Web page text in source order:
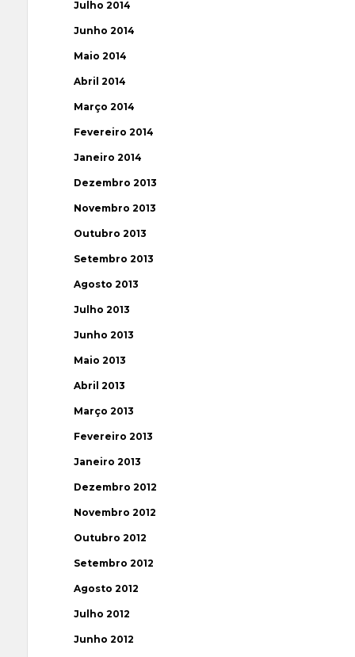
Julho 2014
Junho 2014
Maio 2014
Abril 2014
Março 2014
Fevereiro 2014
Janeiro 2014
Dezembro 2013
Novembro 2013
Outubro 2013
Setembro 2013
Agosto 2013
Julho 2013
Junho 2013
Maio 2013
Abril 2013
Março 2013
Fevereiro 2013
Janeiro 2013
Dezembro 2012
Novembro 2012
Outubro 2012
Setembro 2012
Agosto 2012
Julho 2012
Junho 2012